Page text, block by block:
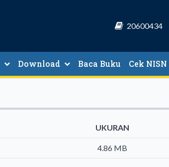
20600434
Download Baca Buku Cek
UKURAN
4.86 MB